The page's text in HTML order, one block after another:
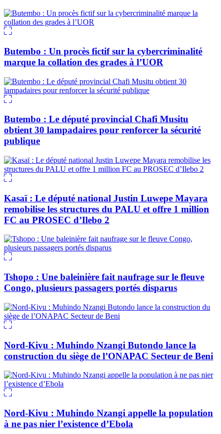
Butembo : Un procès fictif sur la cybercriminalité
marque la collation des grades à l’UOR
Butembo : Le député provincial Chafi Musitu
obtient 30 lampadaires pour renforcer la sécurité
publique
Kasaï : Le député national Justin Luwepe Mayara
remobilise les structures du PALU et offre 1 million
FC au PROSEC d’Ilebo 2
Tshopo : Une baleinière fait naufrage sur le fleuve
Congo, plusieurs passagers portés disparus
Nord-Kivu : Muhindo Nzangi Butondo lance la
construction du siège de l’ONAPAC Secteur de Beni
Nord-Kivu : Muhindo Nzangi appelle la population
à ne pas nier l’existence d’Ebola